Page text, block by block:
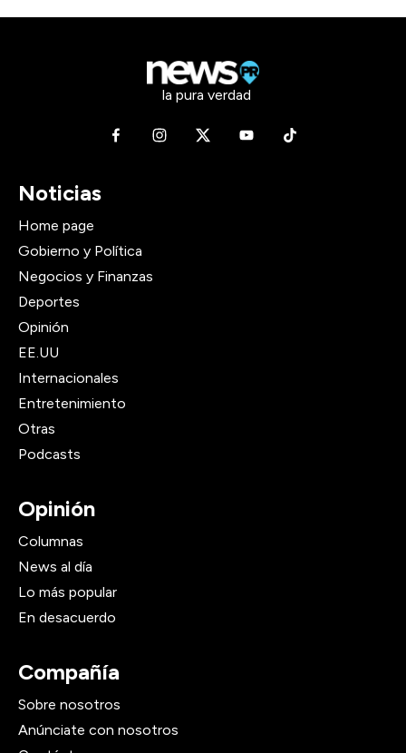
la pura verdad
Noticias
Home page
Gobierno y Política
Negocios y Finanzas
Deportes
Opinión
EE.UU
Internacionales
Entretenimiento
Otras
Podcasts
Opinión
Columnas
News al día
Lo más popular
En desacuerdo
Compañía
Sobre nosotros
Anúnciate con nosotros